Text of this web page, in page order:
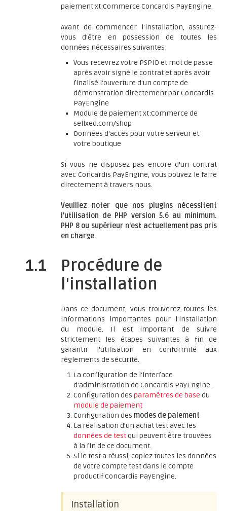
paiement xt:Commerce Concardis PayEngine.
Avant de commencer l'installation, assurez-
vous d'être en possession de toutes les
données nécessaires suivantes:
Vous recevrez votre PSPID et mot de passe
après avoir signé le contrat et après avoir
finalisé l'ouverture d'un compte de
démonstration directement par Concardis
PayEngine
Module de paiement xt:Commerce de
sellxed.com/shop
Données d'accès pour votre serveur et
votre boutique
Si vous ne disposez pas encore d'un contrat
avec Concardis PayEngine, vous pouvez le faire
directement à travers nous.
Veuillez noter que nos plugins nécessitent
l'utilisation de PHP version 5.6 au minimum.
PHP 8 ou supérieur n'est actuellement pas pris
en charge.
1.1
Procédure de
l'installation
Dans ce document, vous trouverez toutes les
informations importantes pour l'installation
du module. Il est important de suivre
strictement les étapes suivantes à fin de
garantir l'utilisation en conformité aux
règlements de sécurité.
La configuration de l'interface
d'administration de Concardis PayEngine.
Configuration des paramètres de base du
module de paiement
Configuration des modes de paiement
La réalisation d'un achat test avec les
données de testqui peuvent être trouvées
à la fin de ce document.
Si le test a réussi, copiez toutes les données
de votre compte test dans le compte
productif Concardis PayEngine.
Installation